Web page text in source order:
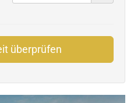
überprüfen